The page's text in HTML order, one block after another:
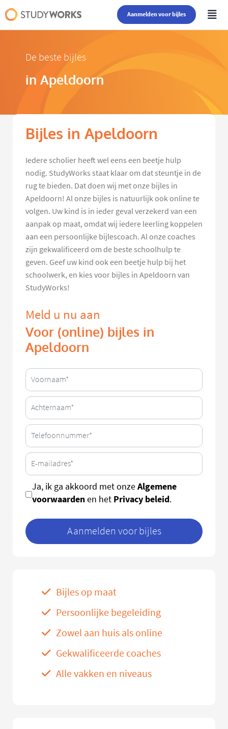
Aanmelden voor bijles
De beste bijles
in Apeldoorn
Bijles in Apeldoorn
Iedere scholier heeft wel eens een beetje hulp
nodig. StudyWorks staat klaar om dat steuntje in de
rug te bieden. Dat doen wij met onze bijles in
Apeldoorn! Al onze bijles is natuurlijk ook online te
volgen. Uw kind is in ieder geval verzekerd van een
aanpak op maat, omdat wij iedere leerling koppelen
aan een persoonlijke bijlescoach. Al onze coaches
zijn gekwalificeerd om de beste schoolhulp te
geven. Geef uw kind ook een beetje hulp bij het
schoolwerk, en kies voor bijles in Apeldoorn van
StudyWorks!
Meld u nu aan
Voor (online) bijles in
Apeldoorn
Ja, ik ga akkoord met onzeAlgemene
voorwaardenen het Privacy beleid.
Aanmelden voor bijles
Bijles op maat
Persoonlijke begeleiding
Zowel aan huis als online
Gekwalificeerde coaches
Alle vakken en niveaus